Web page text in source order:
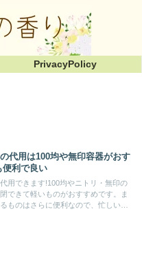
PrivacyPolicy
代用は100均や無印容器がおす
便利で良い
用できます!100均やニトリ・無印の
できて軽いものがおすすめです。ま
ものはさらに便利なので、忙しいあ